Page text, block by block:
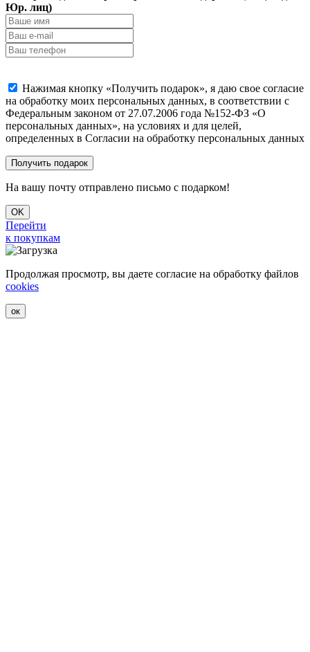
Юр. лиц)
Нажимая кнопку «Получить подарок», я даю свое согласие
на обработку моих персональных данных, в соответствии с
Федеральным законом от 27.07.2006 года №152-ФЗ «О
персональных данных», на условиях и для целей,
определенных в Согласии на обработку персональных данных
На вашу почту отправлено письмо с подарком!
OK
Перейти
к покупкам
Продолжая просмотр, вы даете согласие на обработку файлов
cookies
ок